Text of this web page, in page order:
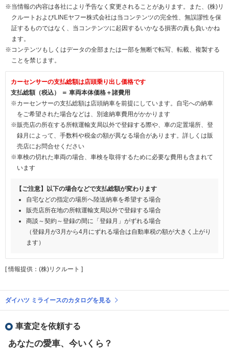
※当情報の内容は各社により予告なく変更されることがあります。また、(株)リ
クルートおよびLINEヤフー株式会社は当コンテンツの完全性、無誤謬性を保
証するものではなく、当コンテンツに起因するいかなる損害の責も負いかね
ます。
※コンテンツもしくはデータの全部または一部を無断で転写、転載、複製する
ことを禁じます。
カーセンサーの支払総額は店頭乗り出し価格です
支払総額（税込） ＝ 車両本体価格＋諸費用
※カーセンサーの支払総額は店頭納車を前提にしています。自宅への納車
をご希望された場合などは、別途納車費用がかかります
※販売店の所在する所轄運輸支局以外で登録する際や、車の定置場所、登
録月によって、手数料や税金の額が異なる場合があります。詳しくは販
売店にお問合せください
※車検の切れた車両の場合、車検を取得するために必要な費用も含まれて
います
【ご注意】以下の場合などで支払総額が変わります
自宅などの指定の場所へ陸送納車を希望する場合
販売店所在地の所轄運輸支局以外で登録する場合
商談～契約～登録の間に「登録月」がずれる場合
（登録月が3月から4月にずれる場合は自動車税の額が大きく上がり
ます）
[ 情報提供：(株)リクルート ]
ダイハツ ミライースのカタログを見る
車査定を依頼する
あなたの愛車、今いくら？